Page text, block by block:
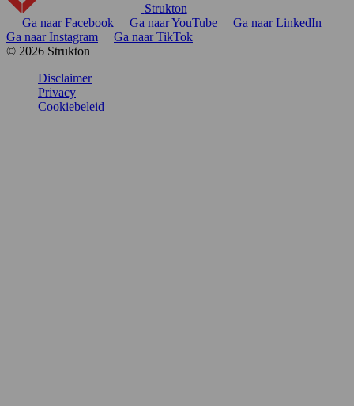
Strukton
Ga naar Facebook
Ga naar YouTube
Ga naar LinkedIn
Ga naar Instagram
Ga naar TikTok
© 2026 Strukton
Disclaimer
Privacy
Cookiebeleid